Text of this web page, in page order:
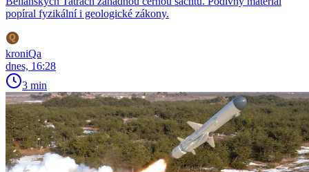
popíral fyzikální i geologické zákony.
kroniQa
dnes, 16:28
3 min